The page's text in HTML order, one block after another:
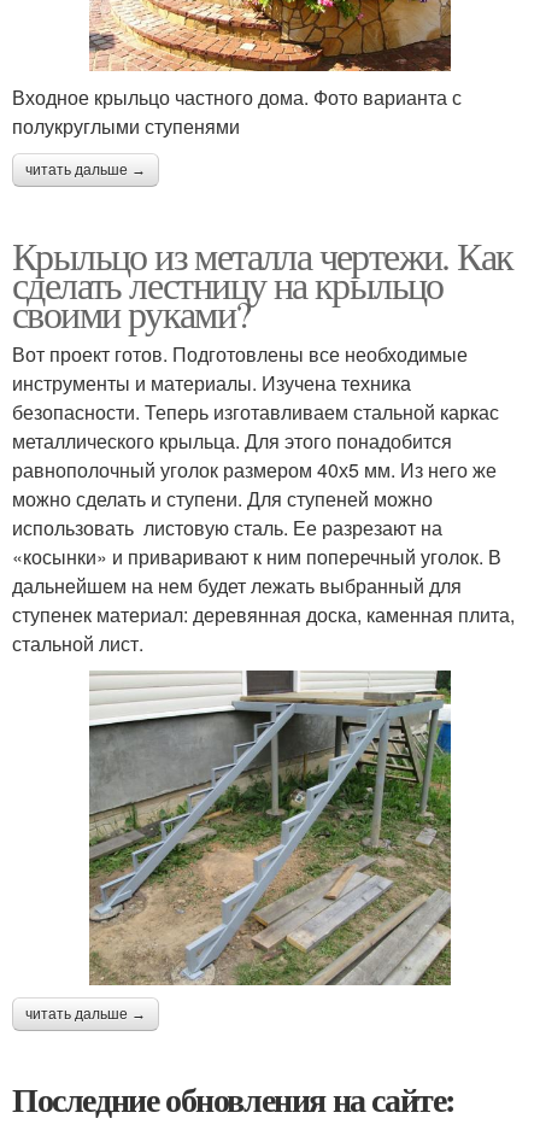
Входное крыльцо частного дома. Фото варианта с
полукруглыми ступенями
читать дальше →
Крыльцо из металла чертежи. Как
сделать лестницу на крыльцо
своими руками?
Вот проект готов. Подготовлены все необходимые
инструменты и материалы. Изучена техника
безопасности. Теперь изготавливаем стальной каркас
металлического крыльца. Для этого понадобится
равнополочный уголок размером 40х5 мм. Из него же
можно сделать и ступени. Для ступеней можно
использовать листовую сталь. Ее разрезают на
«косынки» и приваривают к ним поперечный уголок. В
дальнейшем на нем будет лежать выбранный для
ступенек материал: деревянная доска, каменная плита,
стальной лист.
читать дальше →
Последние обновления на сайте: